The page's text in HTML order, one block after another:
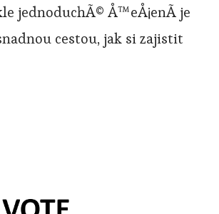
jednoduchÃ© Å™eÅ¡enÃ­ je
cestou, jak si zajistit